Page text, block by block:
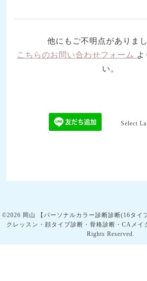
他にもご不明点がありまし
こちらのお問い合わせフォーム
い。
Select
©2026 岡山 【パーソナルカラー診断診断(16タイ
クレッスン・顔タイプ診断・骨格診断・CAメイ
Rights Reserved.